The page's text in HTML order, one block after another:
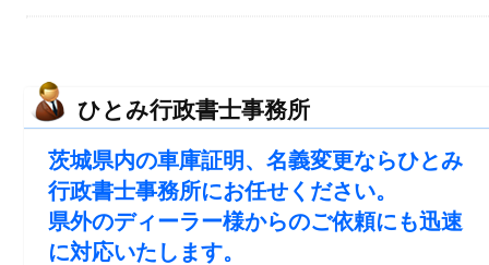
ひとみ行政書士事務所
茨城県内の車庫証明、名義変更ならひとみ
行政書士事務所にお任せください。
県外のディーラー様からのご依頼にも迅速
に対応いたします。